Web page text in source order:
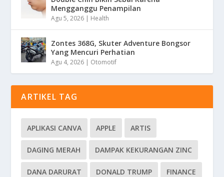
Mengganggu Penampilan
Agu 5, 2026 | Health
Zontes 368G, Skuter Adventure Bongsor
Yang Mencuri Perhatian
Agu 4, 2026 | Otomotif
ARTIKEL TAG
APLIKASI CANVA APPLE ARTIS
DAGING MERAH DAMPAK KEKURANGAN ZINC
DANA DARURAT DONALD TRUMP FINANCE